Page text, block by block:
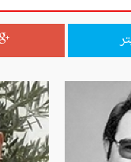
ومكبّل بشعور العجز الذي
لكبيرة إلاّ على
الطريق نحو المصالحة
ويبلـغ الحقـد مـداه حين يتحوّل إلى اضطهاد. ذلك ما أشار له المفكّر الكبير «Edgar Morin» عندما كتب سنة 2002 عن تحوّل
هذه الفكرة ملاحقة